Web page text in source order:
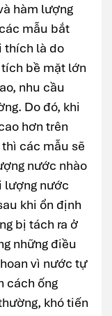
hàm lượng
mẫu bắt
thích là do
bề mặt lớn
nhu cầu
Do đó, khi
hơn trên
các mẫu sẽ
nước nhào
lượng nước
khi ổn định
bị tách ra ở
những điều
vì nước tự
cách ống
khó tiến